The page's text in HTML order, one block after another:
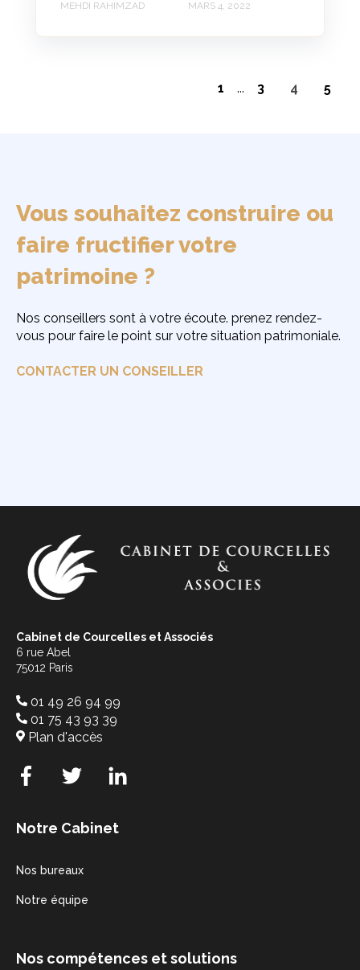
MEHDI RAHIMZAD MARS 4, 2022
1 ... 3 4 5
Vous souhaitez construire ou
faire fructifier votre
patrimoine ?
Nos conseillers sont à votre écoute. prenez rendez-
vous pour faire le point sur votre situation patrimoniale.
CONTACTER UN CONSEILLER
Cabinet de Courcelles et Associés
6 rue Abel
75012 Paris
01 49 26 94 99
01 75 43 93 39
Plan d'accès
Notre Cabinet
Nos bureaux
Notre équipe
Nos compétences et solutions